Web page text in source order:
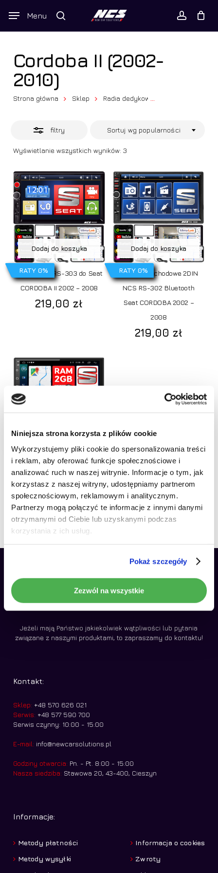
Niniejsza strona korzysta z plików cookie
Wykorzystujemy pliki cookie do spersonalizowania treści
i reklam, aby oferować funkcje społecznościowe i
analizować ruch w naszej witrynie. Informacje o tym, jak
korzystasz z naszej witryny, udostępniamy partnerom
społecznościowym, reklamowym i analitycznym.
Partnerzy mogą połączyć te informacje z innymi danymi
otrzymanymi od Ciebie lub uzyskanymi podczas
korzystania z ich usług.
Pokaż szczegóły
Zezwól na wszystkie
Wyszukiwarka
produktów
search account
Menu
Twój koszyk Close
Brak produktów w koszyku.
Idź do sklepu
Cordoba II (2002-
2010)
Strona główna Sklep Radia dedykowane ...
filtry
Wyświetlanie wszystkich wyników: 3Posortowane
Sortuj wg popularności
Close
RATY 0%
Dodaj do koszyka
RADIO NCS RS-303 do Seat
CORDOBA II 2002 – 2008
219,00zł
RATY 0%
Dodaj do koszyka
Radio samochodowe 2DIN
NCS RS-302 Bluetooth
Seat CORDOBA 2002 –
2008
219,00 zł
RATY 0%
Dodaj do koszyka
Radio Samochodowe
Android NCS 7″ do Seat
CORDOBA 2002 – 2008
499,00zł
Jeżeli mają Państwo jakiekolwiek wątpliwości lub pytania
związane z naszymi produktami, to zapraszamy do kontaktu!
Kontakt:
Sklep: +48 570 626 021
Serwis: +48 577 590 700
Serwis czynny: 10:00 - 15:00
E-mail: info@newcarsolutions.pl
Godziny otwarcia: Pn. - Pt. 8:00 - 15:00
Nasza siedziba: Stawowa 20, 43-400, Cieszyn
Informacje:
Metody płatności
Metody wysyłki
Informacja o cookies
Zwroty